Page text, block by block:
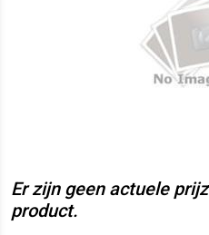
Er zijn geen actuele
product.